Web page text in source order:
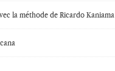
la méthode de Ricardo Kaniama